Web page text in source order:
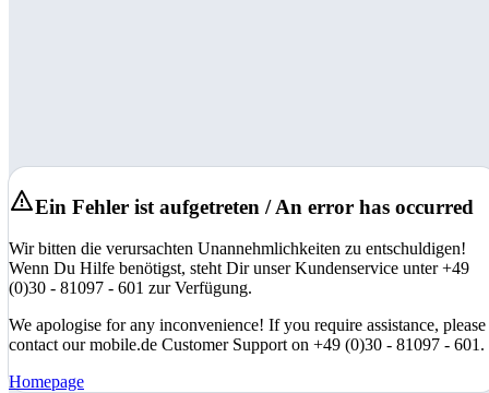
Ein Fehler ist aufgetreten / An error has occurred
Wir bitten die verursachten Unannehmlichkeiten zu entschuldigen!
Wenn Du Hilfe benötigst, steht Dir unser Kundenservice unter +49
(0)30 - 81097 - 601 zur Verfügung.
We apologise for any inconvenience! If you require assistance, please
contact our mobile.de Customer Support on +49 (0)30 - 81097 - 601.
Homepage